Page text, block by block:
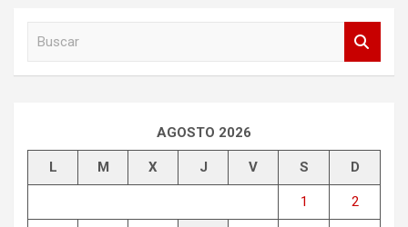
AGOSTO 2026
L M X J V S D
1 2